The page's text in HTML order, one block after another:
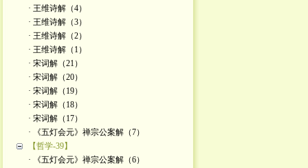
· 王维诗解（4）
· 王维诗解（3）
· 王维诗解（2）
· 王维诗解（1）
· 宋词解（21）
· 宋词解（20）
· 宋词解（19）
· 宋词解（18）
· 宋词解（17）
· 《五灯会元》禅宗公案解（7）
【哲学-39】
· 《五灯会元》禅宗公案解（6）